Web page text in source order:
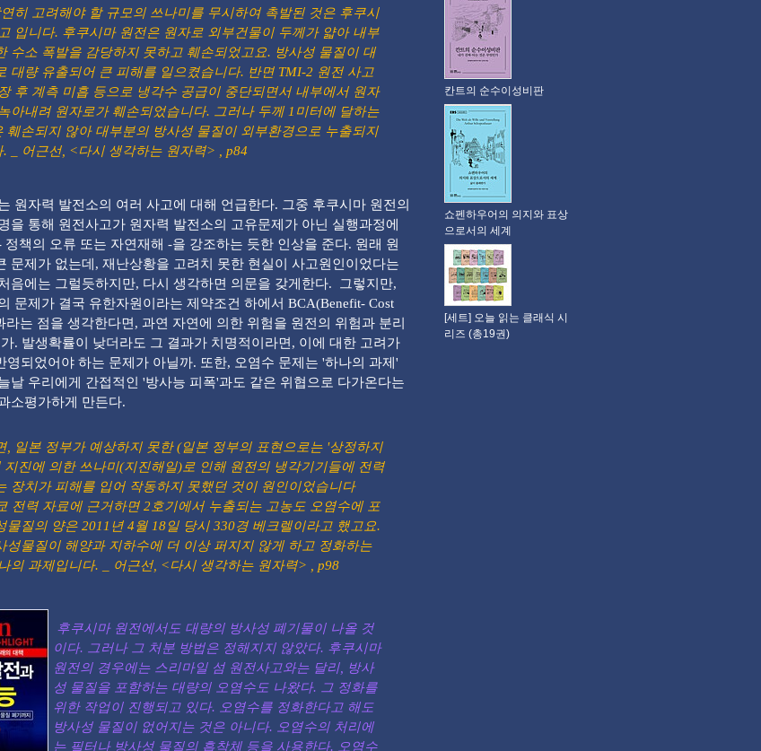
히 고려해야 할 규모의 쓰나미를 무시하여 촉발된 것은 후쿠시
입니다. 후쿠시마 원전은 원자로 외부건물이 두께가 얇아 내부
수소 폭발을 감당하지 못하고 훼손되었고요. 방사성 물질이 대
대량 유출되어 큰 피해를 일으켰습니다. 반면 TMI-2 원전 사고
후 계측 미흡 등으로 냉각수 공급이 중단되면서 내부에서 원자
아내려 원자로가 훼손되었습니다. 그러나 두께 1미터에 달하는
훼손되지 않아 대부분의 방사성 물질이 외부환경으로 누출되지
. _ 어근선, <다시 생각하는 원자력> , p84
원자력 발전소의 여러 사고에 대해 언급한다. 그중 후쿠시마 원전의
을 통해 원전사고가 원자력 발전소의 고유문제가 아닌 실행과정에
정책의 오류 또는 자연재해 -을 강조하는 듯한 인상을 준다. 원래 원
문제가 없는데, 재난상황을 고려치 못한 현실이 사고원인이었다는
음에는 그럴듯하지만, 다시 생각하면 의문을 갖게한다. 그렇지만,
문제가 결국 유한자원이라는 제약조건 하에서 BCA(Benefit- Cost
라는 점을 생각한다면, 과연 자연에 의한 위험을 원전의 위험과 분리
. 발생확률이 낮더라도 그 결과가 치명적이라면, 이에 대한 고려가
영되었어야 하는 문제가 아닐까. 또한, 오염수 문제는 '하나의 과제'
날 우리에게 간접적인 '방사능 피폭'과도 같은 위협으로 다가온다는
소평가하게 만든다.
, 일본 정부가 예상하지 못한 (일본 정부의 표현으로는 '상정하지
지진에 의한 쓰나미(지진해일)로 인해 원전의 냉각기기들에 전력
장치가 피해를 입어 작동하지 못했던 것이 원인이었습니다
전력 자료에 근거하면 2호기에서 누출되는 고농도 오염수에 포
물질의 양은 2011년 4월 18일 당시 330경 베크렐이라고 했고요.
성물질이 해양과 지하수에 더 이상 퍼지지 않게 하고 정화하는
의 과제입니다. _ 어근선, <다시 생각하는 원자력> , p98
후쿠시마 원전에서도 대량의 방사성 폐기물이 나올 것
이다. 그러나 그 처분 방법은 정해지지 않았다. 후쿠시마
원전의 경우에는 스리마일 섬 원전사고와는 달리, 방사
성 물질을 포함하는 대량의 오염수도 나왔다. 그 정화를
위한 작업이 진행되고 있다. 오염수를 정화한다고 해도
방사성 물질이 없어지는 것은 아니다. 오염수의 처리에
는 필터나 방사성 물질의 흡착체 등을 사용한다. 오염수
칸트의 순수이성비판
쇼펜하우어의 의지와 표상
으로서의 세계
[세트] 오늘 읽는 클래식 시
리즈 (총19권)